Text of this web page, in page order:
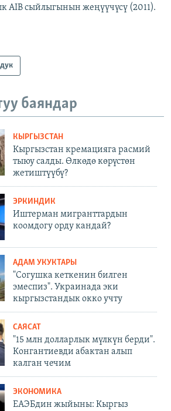
AIB сыйлыгынын жеңүүчүсү (2011).
баяндар
КЫРГЫЗСТАН
Кыргызстан кремацияга расмий
тыюу салды. Өлкөдө көрүстөн
жетиштүүбү?
ЭРКИНДИК
Иштерман мигранттардын
коомдогу орду кандай?
АДАМ УКУКТАРЫ
"Согушка кеткенин билген
эмеспиз". Украинада эки
кыргызстандык окко учту
САЯСАТ
"15 млн долларлык мүлкүн берди".
Конгантиевди абактан алып
калган чечим
ЭКОНОМИКА
ЕАЭБдин жыйыны: Кыргыз